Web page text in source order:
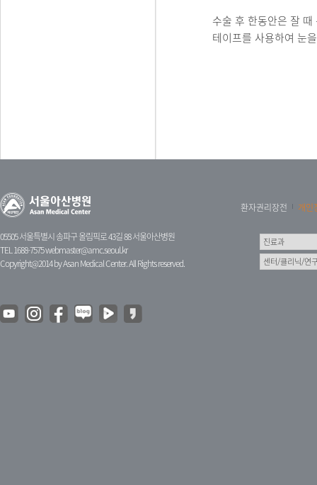
수술 후 한동안은 잘
테이프를 사용하여 눈
05505 서울특별시 송파구 올림픽로 43길 88 서울아산병원
TEL 1688-7575webmaster@amc.seoul.kr
Copyright@2014 by Asan Medical Center. All Rights reserved.
환자권리장전 개인